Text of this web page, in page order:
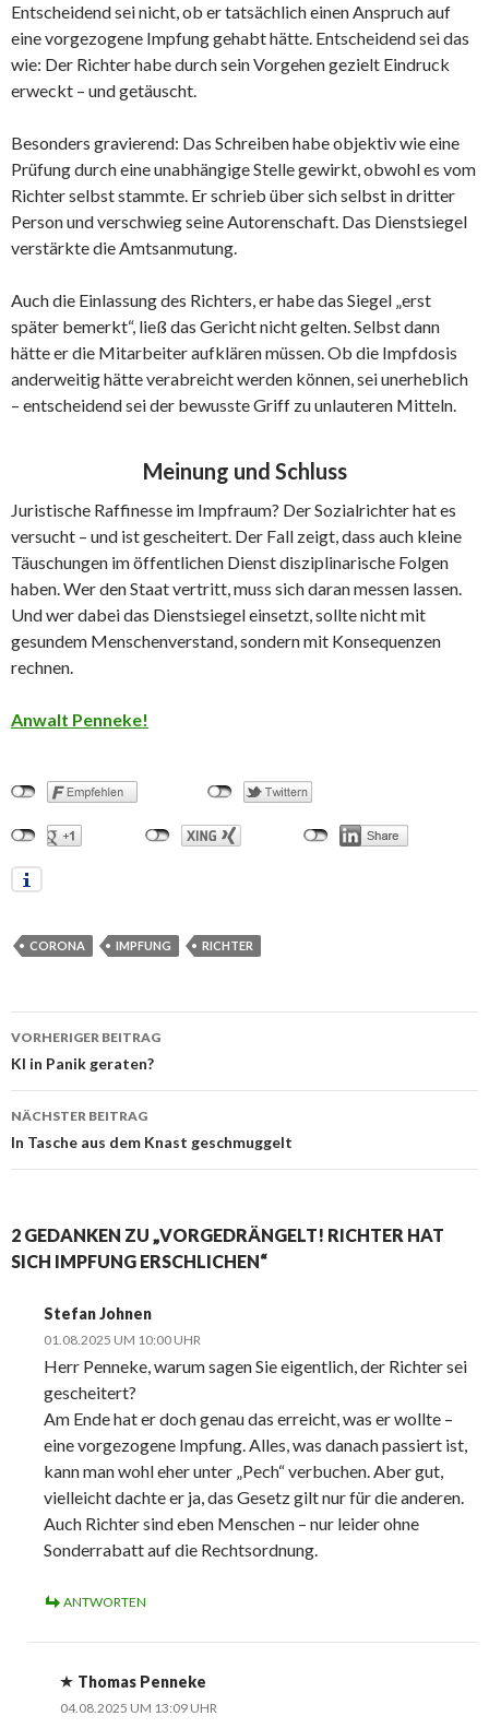
Entscheidend sei nicht, ob er tatsächlich einen Anspruch auf
eine vorgezogene Impfung gehabt hätte. Entscheidend sei das
wie: Der Richter habe durch sein Vorgehen gezielt Eindruck
erweckt – und getäuscht.
Besonders gravierend: Das Schreiben habe objektiv wie eine
Prüfung durch eine unabhängige Stelle gewirkt, obwohl es vom
Richter selbst stammte. Er schrieb über sich selbst in dritter
Person und verschwieg seine Autorenschaft. Das Dienstsiegel
verstärkte die Amtsanmutung.
Auch die Einlassung des Richters, er habe das Siegel „erst
später bemerkt“, ließ das Gericht nicht gelten. Selbst dann
hätte er die Mitarbeiter aufklären müssen. Ob die Impfdosis
anderweitig hätte verabreicht werden können, sei unerheblich
– entscheidend sei der bewusste Griff zu unlauteren Mitteln.
Meinung und Schluss
Juristische Raffinesse im Impfraum? Der Sozialrichter hat es
versucht – und ist gescheitert. Der Fall zeigt, dass auch kleine
Täuschungen im öffentlichen Dienst disziplinarische Folgen
haben. Wer den Staat vertritt, muss sich daran messen lassen.
Und wer dabei das Dienstsiegel einsetzt, sollte nicht mit
gesundem Menschenverstand, sondern mit Konsequenzen
rechnen.
Anwalt Penneke!
CORONA IMPFUNG RICHTER
Beitrags-
Navigation
VORHERIGER BEITRAG
KI in Panik geraten?
NÄCHSTER BEITRAG
In Tasche aus dem Knast geschmuggelt
2 GEDANKEN ZU „VORGEDRÄNGELT! RICHTER HAT
SICH IMPFUNG ERSCHLICHEN“
Stefan Johnen
01.08.2025 UM 10:00 UHR
Herr Penneke, warum sagen Sie eigentlich, der Richter sei
gescheitert?
Am Ende hat er doch genau das erreicht, was er wollte –
eine vorgezogene Impfung. Alles, was danach passiert ist,
kann man wohl eher unter „Pech“ verbuchen. Aber gut,
vielleicht dachte er ja, das Gesetz gilt nur für die anderen.
Auch Richter sind eben Menschen – nur leider ohne
Sonderrabatt auf die Rechtsordnung.
ANTWORTEN
Thomas Penneke
04.08.2025 UM 13:09 UHR